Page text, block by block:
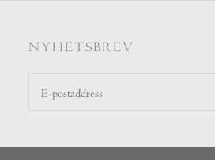
NYHETSBREV